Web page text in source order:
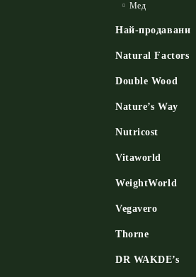
Мед
Най-продавани
Natural Factors
Double Wood
Nature’s Way
Nutricost
Vitaworld
WeightWorld
Vegavero
Thorne
DR WAKDE’s